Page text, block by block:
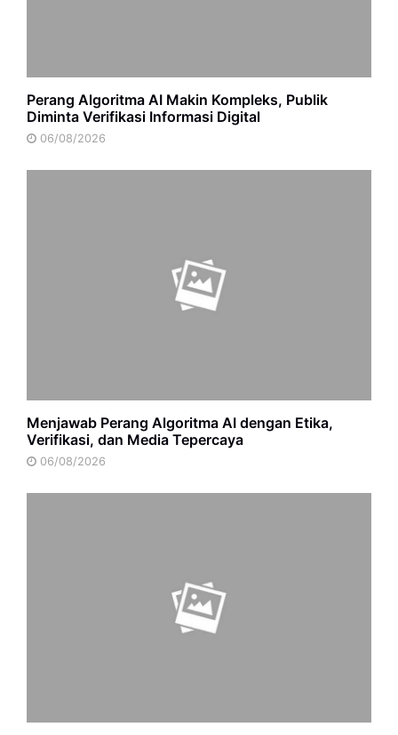
Perang Algoritma AI Makin Kompleks, Publik
Diminta Verifikasi Informasi Digital
06/08/2026
Menjawab Perang Algoritma AI dengan Etika,
Verifikasi, dan Media Tepercaya
06/08/2026